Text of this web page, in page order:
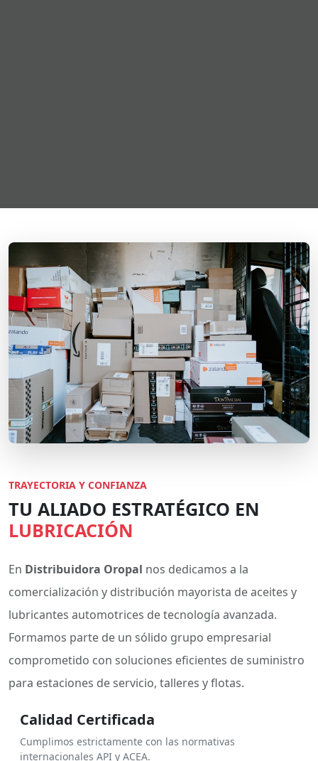
TRAYECTORIA Y CONFIANZA
TU ALIADO ESTRATÉGICO EN
LUBRICACIÓN
En Distribuidora Oropal nos dedicamos a la
comercialización y distribución mayorista de aceites y
lubricantes automotrices de tecnología avanzada.
Formamos parte de un sólido grupo empresarial
comprometido con soluciones eficientes de suministro
para estaciones de servicio, talleres y flotas.
Calidad Certificada
Cumplimos estrictamente con las normativas
internacionales API y ACEA.